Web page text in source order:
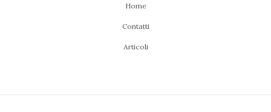
Home
Contatti
Articoli